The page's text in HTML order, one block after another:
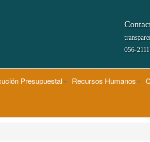
056-
Presupuestal Recursos Humanos